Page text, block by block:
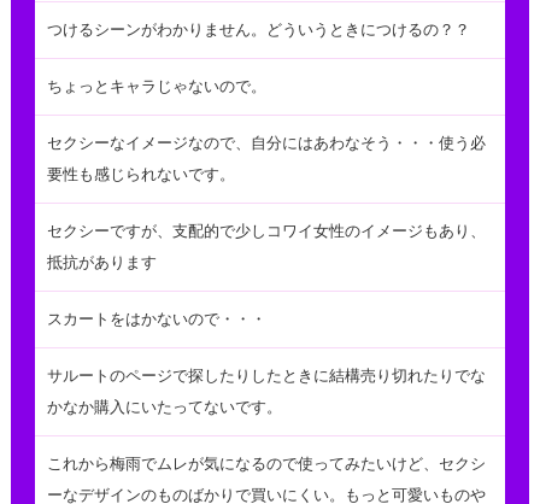
つけるシーンがわかりません。どういうときにつけるの？？
ちょっとキャラじゃないので。
セクシーなイメージなので、自分にはあわなそう・・・使う必
要性も感じられないです。
セクシーですが、支配的で少しコワイ女性のイメージもあり、
抵抗があります
スカートをはかないので・・・
サルートのページで探したりしたときに結構売り切れたりでな
かなか購入にいたってないです。
これから梅雨でムレが気になるので使ってみたいけど、セクシ
ーなデザインのものばかりで買いにくい。もっと可愛いものや